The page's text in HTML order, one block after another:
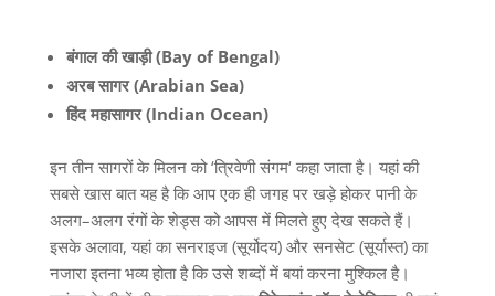
बंगाल की खाड़ी(Bay of Bengal)
अरब सागर(Arabian Sea)
हिंद महासागर(Indian Ocean)
इन तीन सागरों के मिलन को‘त्रिवेणी संगम‘ कहा जाता है। यहां की
सबसे खास बात यह है कि आप एक ही जगह पर खड़े होकर पानी के
अलग–अलग रंगों के शेड्स को आपस में मिलते हुए देख सकते हैं।
इसके अलावा, यहां का सनराइज(सूर्योदय) और सनसेट(सूर्यास्त) का
नजारा इतना भव्य होता है कि उसे शब्दों में बयां करना मुश्किल है।